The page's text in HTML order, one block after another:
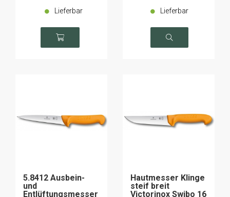
Lieferbar Lieferbar
5.8412 Ausbein-
und
Entlüftungsmesser
Hautmesser Klinge
steif breit
Victorinox Swibo 16